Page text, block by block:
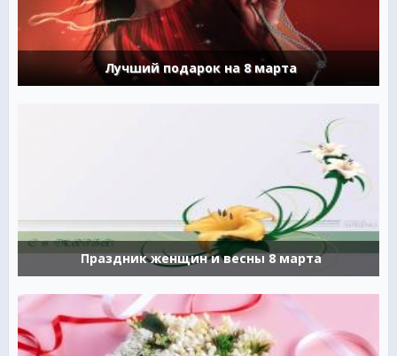
Лучший подарок на 8 марта
Праздник женщин и весны 8 марта